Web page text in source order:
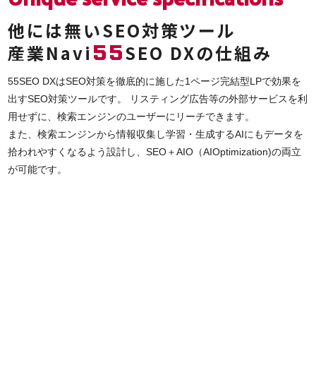
他には無いSEO対策ツール
産業Navi 55SEO DXの仕組み
55SEO DXはSEO対策を徹底的に施した1ページ完結型LPで効果を
出すSEO対策ツールです。 リスティング広告等の外部サービスを利
用せずに、検索エンジンのユーザーにリーチできます。
また、検索エンジンから情報収集し学習・生成するAIにもデータを
拾われやすくなるよう設計し、SEO＋AIO（AIOptimization)の両立
が可能です。